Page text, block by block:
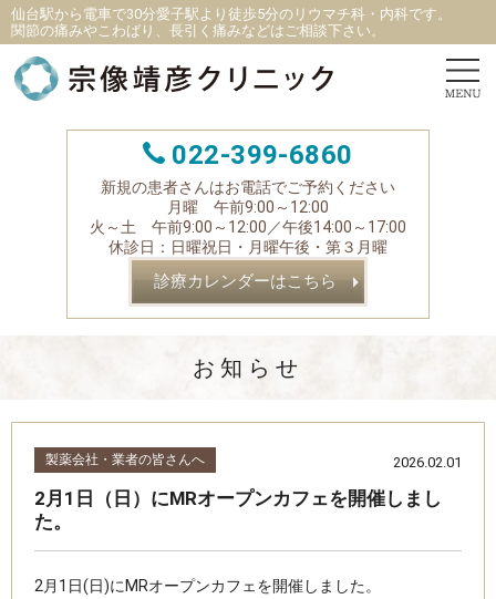
仙台駅から電車で30分愛子駅より徒歩5分の リウマチ科 ・ 内科です。
関節の痛みやこわばり、長引く痛みなどはご相談下さい。
022-399-6860
新規の患者さんはお電話でご予約ください
月曜 午前9:00～12:00
火～土 午前9:00～12:00／午後14:00～17:00
休診日：日曜祝日・月曜午後・第３月曜
診療カレンダーはこちら
お知らせ
製薬会社・業者の皆さんへ
2月1日（日）にMRオープンカフェを開催しまし
た。
2026.02.01
2月1日(日)にMRオープンカフェを開催しました。